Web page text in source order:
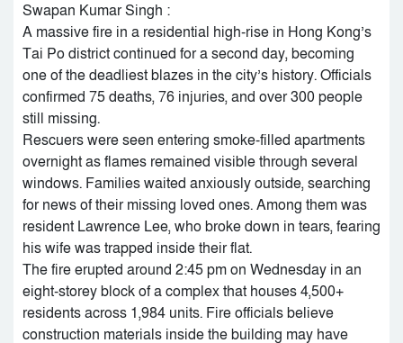
Swapan Kumar Singh :
A massive fire in a residential high-rise in Hong Kong’s
Tai Po district continued for a second day, becoming
one of the deadliest blazes in the city’s history. Officials
confirmed 75 deaths, 76 injuries, and over 300 people
still missing.
Rescuers were seen entering smoke-filled apartments
overnight as flames remained visible through several
windows. Families waited anxiously outside, searching
for news of their missing loved ones. Among them was
resident Lawrence Lee, who broke down in tears, fearing
his wife was trapped inside their flat.
The fire erupted around 2:45 pm on Wednesday in an
eight-storey block of a complex that houses 4,500+
residents across 1,984 units. Fire officials believe
construction materials inside the building may have